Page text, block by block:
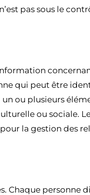
pas sous le
qui peut être
ou plusieurs
ou sociale.
la gestion des
Chaque personne